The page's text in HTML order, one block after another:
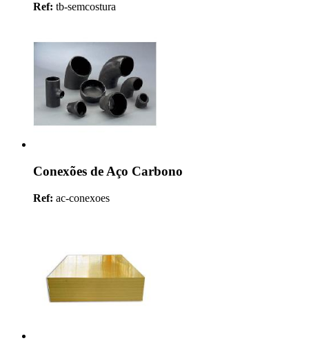
Ref: tb-semcostura
Conexões de Aço Carbono
Ref: ac-conexoes